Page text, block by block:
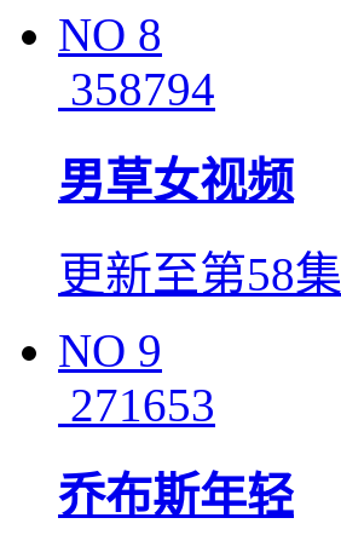
NO 8
358794
男草女视频
更新至第58集
NO 9
271653
乔布斯年轻